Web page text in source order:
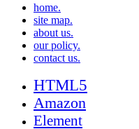
home.
site map.
about us.
our policy.
contact us.
HTML5
Amazon
Element